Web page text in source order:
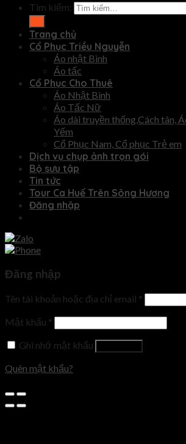
Tìm kiếm:
Trang chủ
Cổ Phục Triều Nguyễn
Áo nhật Bình
Áo tấc
Cổ Phục Cho Thuê
Áo Nhật Bình
Áo Tấc Nữ
Áo dài truyền thống,Cách tân,
Yếm
Cổ Phục Nam, Cổ phục Trẻ em
Dịch vụ chụp ảnh trọn gói
Bộ sưu tập
Tin tức
Tour Ca Huế Trên Sông Hương
Đăng nhập
Đăng nhập
Tên tài khoản hoặc địa chỉ email *
Mật khẩu *
Ghi nhớ mật khẩu
Quên mật khẩu?